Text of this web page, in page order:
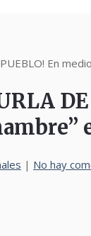
PUEBLO! En
| No hay